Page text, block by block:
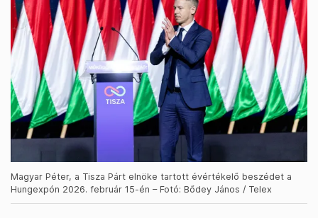
Magyar Péter, a Tisza Párt elnöke tartott évértékelő beszédet a
Hungexpón 2026. február 15-én – Fotó: Bődey János / Telex